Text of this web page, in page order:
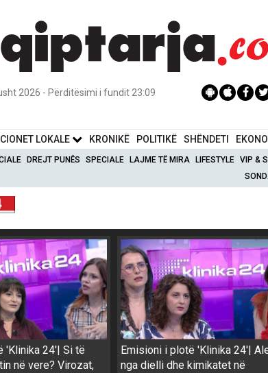
2026 - Përditësimi i fundit 23:09
LOKALE KRONIKË POLITIKË SHËNDETI
DREJT PUNËS SPECIALE LAJME TË MIRA LIFESTYLE VIP &
'Klinika 24'| Si të
në vere? Virozat,
Emisioni i plotë 'Klinika 24'|
nga dielli dhe kimikatet në